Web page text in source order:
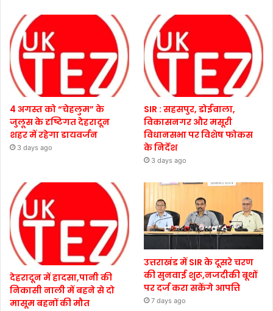
4 अगस्त को “चेहलुम” के
जुलूस के दृष्टिगत देहरादून
शहर में रहेगा डायवर्जन
3 days ago
SIR : सहसपुर, डोईवाला,
विकासनगर और मसूरी
विधानसभा पर विशेष फोकस
के निर्देश
3 days ago
देहरादून में हादसा,पानी की
निकासी नाली में बहने से दो
मासूम बहनों की मौत
उत्तराखंड में SIR के दूसरे चरण
की सुनवाई शुरू,नजदीकी बूथों
पर दर्ज करा सकेंगे आपत्ति
7 days ago